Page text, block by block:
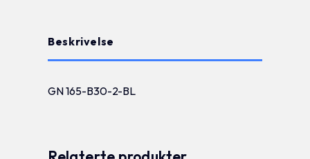
Beskrivelse
GN 165-B30-2-BL